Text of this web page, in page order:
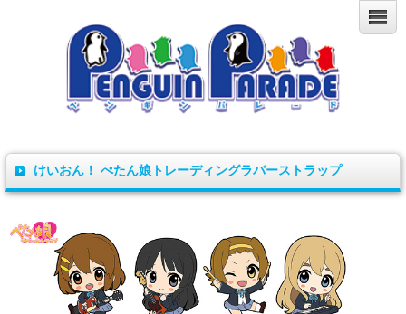
けいおん！ ぺたん娘トレーディングラバーストラップ